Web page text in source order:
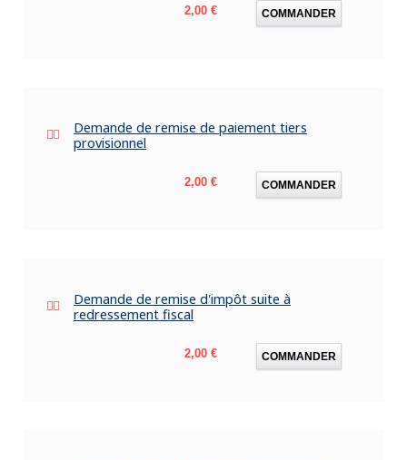
Prix
2,00 € COMMANDER
Demande de remise de paiement tiers
provisionnel
Prix
2,00 € COMMANDER
Demande de remise d'impôt suite à
redressement fiscal
Prix
2,00 € COMMANDER